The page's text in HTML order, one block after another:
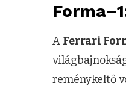
A Ferrari
reménykeltő